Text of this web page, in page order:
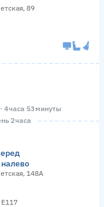
89
4 часа 53 минуты
2 часа
148А